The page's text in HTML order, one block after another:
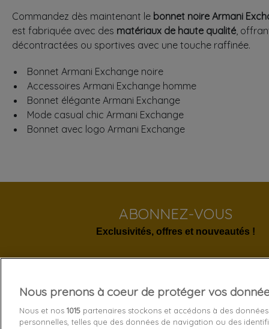
Commandez dès maintenant le bonnet noire Armani
est fabriquée avec des matériaux de haute qualité ,
décontractées ou sportives avec une touche raffinée.
Bonnet Armani Exchange noire
Accessoires Armani Exchange homme
Bonnet élégante Armani Exchange
Mode casual chic Armani Exchange
Bonnet avec logo Armani Exchange
ABONNEZ-VOUS
Exclusivités, offres et nouveautés !
Nous prenons à coeur de protéger vos
Nous et nos 1015 partenaires stockons et accédons à des données
personnelles, telles que des données de navigation ou des